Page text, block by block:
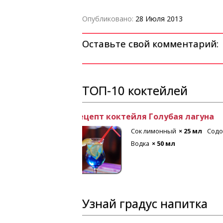
Опубликовано: 28 Июля 2013
Оставьте свой комментарий:
ТОП-10 коктейлей
Рецепт коктейля Лонг Айленд
Текила × 20 мл
Ром
Джин × 20 мл
Узнай градус напитка